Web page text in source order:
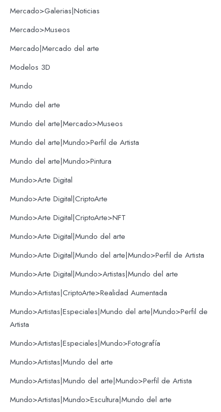
Mercado>Galerias|Noticias
Mercado>Museos
Mercado|Mercado del arte
Modelos 3D
Mundo
Mundo del arte
Mundo del arte|Mercado>Museos
Mundo del arte|Mundo>Perfil de Artista
Mundo del arte|Mundo>Pintura
Mundo>Arte Digital
Mundo>Arte Digital|CriptoArte
Mundo>Arte Digital|CriptoArte>NFT
Mundo>Arte Digital|Mundo del arte
Mundo>Arte Digital|Mundo del arte|Mundo>Perfil de Artista
Mundo>Arte Digital|Mundo>Artistas|Mundo del arte
Mundo>Artistas|CriptoArte>Realidad Aumentada
Mundo>Artistas|Especiales|Mundo del arte|Mundo>Perfil de
Artista
Mundo>Artistas|Especiales|Mundo>Fotografía
Mundo>Artistas|Mundo del arte
Mundo>Artistas|Mundo del arte|Mundo>Perfil de Artista
Mundo>Artistas|Mundo>Escultura|Mundo del arte